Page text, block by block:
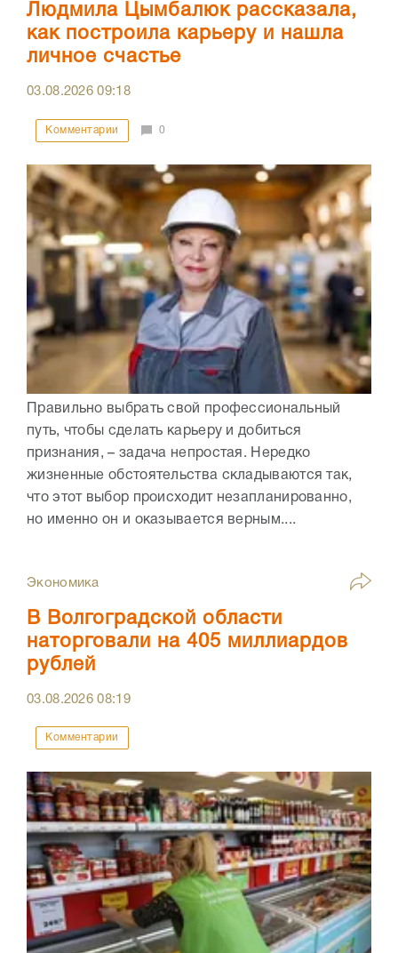
Людмила Цымбалюк рассказала,
как построила карьеру и нашла
личное счастье
03.08.202609:18
Комментарии 0
Правильно выбрать свой профессиональный
путь, чтобы сделать карьеру и добиться
признания, – задача непростая. Нередко
жизненные обстоятельства складываются так,
что этот выбор происходит незапланированно,
но именно он и оказывается верным....
Экономика
В Волгоградской области
наторговали на 405 миллиардов
рублей
03.08.202608:19
Комментарии